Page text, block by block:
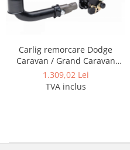
Carlig remorcare Dodge
Caravan / Grand Caravan
dupa 2008 demontabil
automat cu maneta marca
1.309,02 Lei
TVA inclus